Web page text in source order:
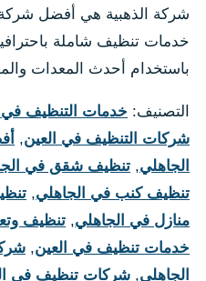
هو:
د.إ10.00.
هو:
د.إ5.00.
شركة الذهبية هي أفضل
خدمات تنظيف شاملة
باستخدام أحدث المعدات
التصنيف: خدمات التنظيف في
شركات التنظيف في العين,
الجاهلي, تنظيف شقق في
تنظيف كنب في الجاهلي,
منازل في الجاهلي, تنظيف
خدمات تنظيف في العين,
الجاهلي, شركات تنظيف في